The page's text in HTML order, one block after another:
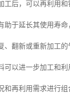
工后，可以再利用
于延长其使用寿命
、翻新或重新加工
可以进一步加工和利
再利用需求进行